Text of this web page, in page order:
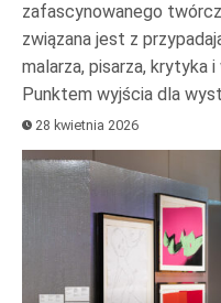
zafascynowanego
związana jest z
malarza, pisarza, krytyka
Punktem wyjścia dla
28 kwietnia 2026
Odtwarzacz
dźwiękowych